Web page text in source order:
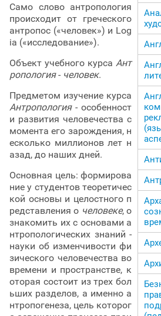
Само слово антропология
происходит от греческого
антропос («человек») и Log
ia («исследование»).
Объект учебного курса Ант
ропология- человек.
Предметом изучение курса
Антропология- особенност
и развития человечества с
момента его зарождения, н
есколько миллионов лет н
азад, до наших дней.
Основная цель: формирова
ние у студентов теоретичес
кой основы и целостного п
редставления о человеке, о
знакомить их с основами а
нтропологических знаний -
науки об изменчивости фи
зического человечества во
времени и пространстве, к
оторая состоит из трех бол
ьших разделов, а именно а
нтропогенеза, цель которог